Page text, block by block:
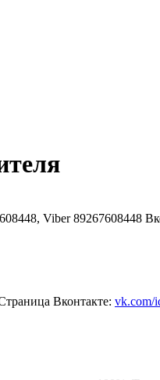
Viber 89267608448
Вконтакте: vk.com/